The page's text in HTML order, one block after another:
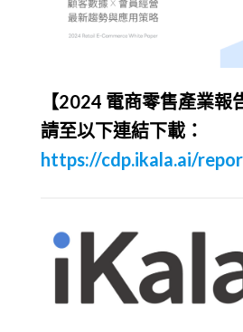
【2024 電商零售產業報
請至以下連結下載：
https://cdp.ikala.ai/